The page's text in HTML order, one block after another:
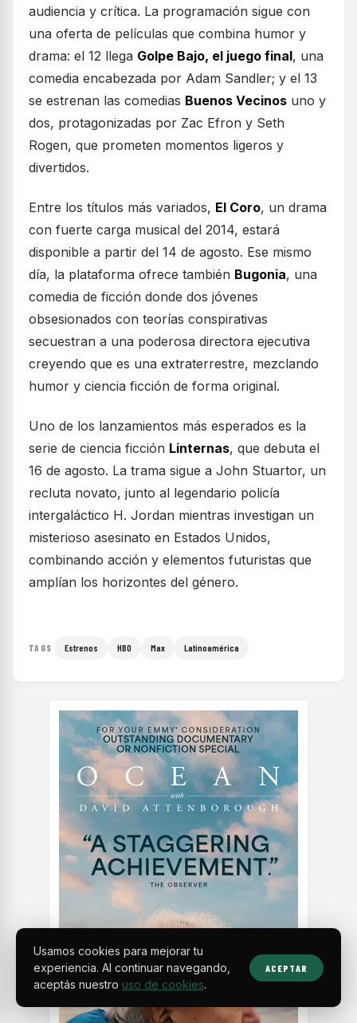
audiencia y crítica. La programación sigue con
una oferta de películas que combina humor y
drama: el 12 llega Golpe Bajo, el juego final, una
comedia encabezada por Adam Sandler; y el 13
se estrenan las comedias Buenos Vecinos uno y
dos, protagonizadas por Zac Efron y Seth
Rogen, que prometen momentos ligeros y
divertidos.
Entre los títulos más variados, El Coro, un drama
con fuerte carga musical del 2014, estará
disponible a partir del 14 de agosto. Ese mismo
día, la plataforma ofrece también Bugonia, una
comedia de ficción donde dos jóvenes
obsesionados con teorías conspirativas
secuestran a una poderosa directora ejecutiva
creyendo que es una extraterrestre, mezclando
humor y ciencia ficción de forma original.
Uno de los lanzamientos más esperados es la
serie de ciencia ficción Linternas, que debuta el
16 de agosto. La trama sigue a John Stuartor, un
recluta novato, junto al legendario policía
intergaláctico H. Jordan mientras investigan un
misterioso asesinato en Estados Unidos,
combinando acción y elementos futuristas que
amplían los horizontes del género.
TAGS Estrenos HBO Max Latinoamérica
Usamos cookies para mejorar tu
experiencia. Al continuar navegando,
aceptás nuestro uso de cookies.
ACEPTAR